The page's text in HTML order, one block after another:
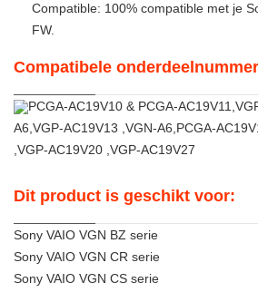
Compatible: 100% compatible met je
FW.
Compatibele
PCGA-AC19V10 & PCGA-
A6,VGP-AC19V13 ,VGN-A6,PCGA-
,VGP-AC19V20 ,VGP-AC19V27
Dit product is geschikt voor:
Sony VAIO VGN BZ serie
Sony VAIO VGN CR serie
Sony VAIO VGN CS serie